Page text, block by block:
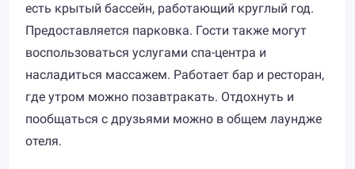
есть крытый бассейн, работающий круглый год.
Предоставляется парковка. Гости также могут
воспользоваться услугами спа-центра и
насладиться массажем. Работает бар и ресторан,
где утром можно позавтракать. Отдохнуть и
пообщаться с друзьями можно в общем лаундже
отеля.